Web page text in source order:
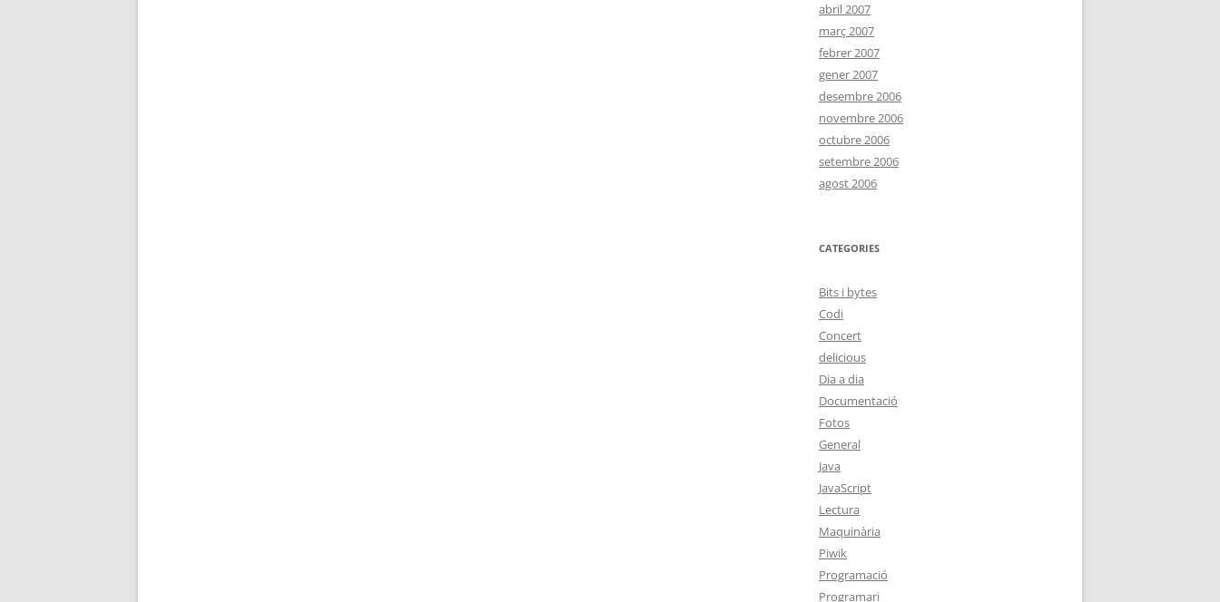
abril 2007
març 2007
febrer 2007
gener 2007
desembre 2006
novembre 2006
octubre 2006
setembre 2006
agost 2006
CATEGORIES
Bits i bytes
Codi
Concert
delicious
Dia a dia
Documentació
Fotos
General
Java
JavaScript
Lectura
Maquinària
Piwik
Programació
Programari